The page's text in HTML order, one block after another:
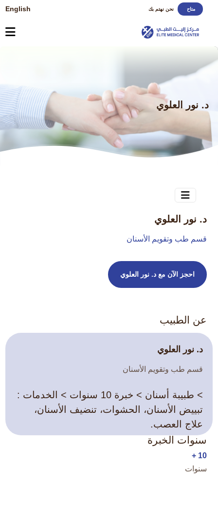
متاح نحن نهتم بك English
د. نور العلوي
د. نور العلوي
قسم طب وتقويم الأسنان
احجز الآن مع د. نور العلوي
عن الطبيب
د. نور العلوي
قسم طب وتقويم الأسنان
> طبيبة أسنان > خبرة 10 سنوات > الخدمات :
تبييض الأسنان، الحشوات، تنضيف الأسنان،
علاج العصب.
سنوات الخبرة
10 +
سنوات